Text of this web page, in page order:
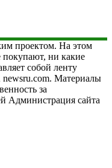
проектом. На этом
покупают, ни какие
собой ленту
newsru.com. Материалы
за
Администрация сайта